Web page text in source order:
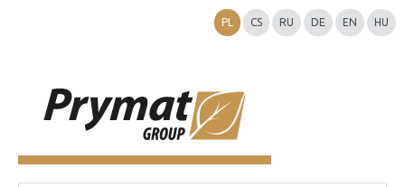
PL CS RU DE EN HU